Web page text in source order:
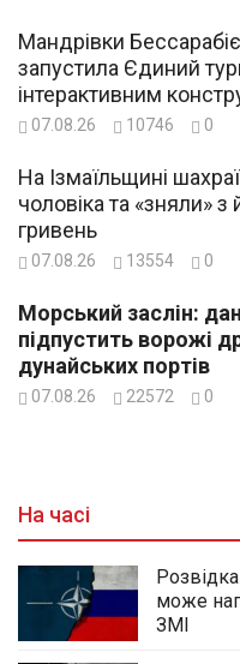
Мандрівки
запустила Єдиний
інтерактивним
07.08.26 10746 0
На Ізмаїльщині
чоловіка та «зняли»
гривень
07.08.26 13554 0
Морський заслін:
підпустить ворожі
дунайських портів
07.08.26 22572 0
На часі
може
ЗМІ